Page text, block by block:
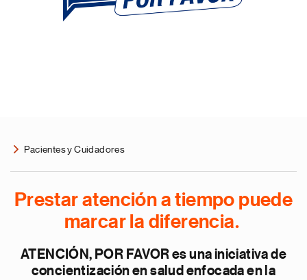
Pacientes y Cuidadores
Prestar atención a tiempo puede
marcar la diferencia.
ATENCIÓN, POR FAVOR es una iniciativa de
concientización en salud enfocada en la